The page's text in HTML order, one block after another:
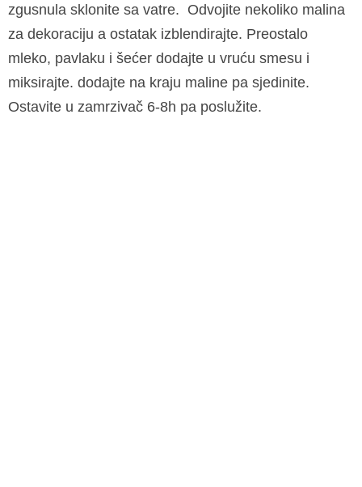
zgusnula sklonite sa vatre. Odvojite nekoliko malina
za dekoraciju a ostatak izblendirajte. Preostalo
mleko, pavlaku i šećer dodajte u vruću smesu i
miksirajte. dodajte na kraju maline pa sjedinite.
Ostavite u zamrzivač 6-8h pa poslužite.